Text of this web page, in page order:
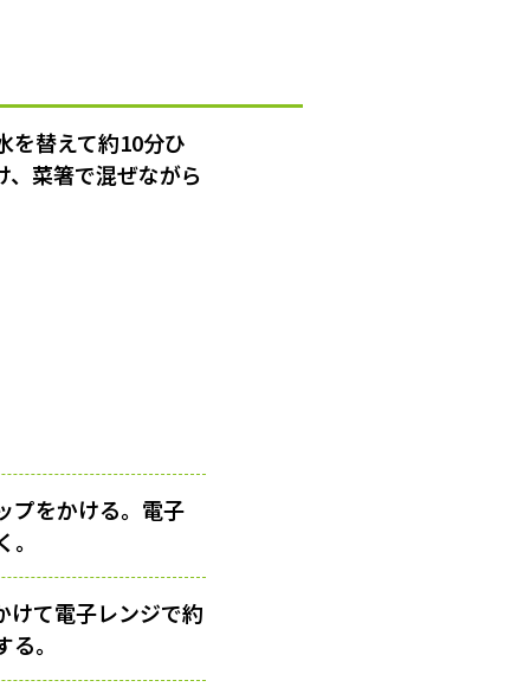
を替えて約10分ひ
、菜箸で混ぜながら
プをかける。電子
けて電子レンジで約
る。